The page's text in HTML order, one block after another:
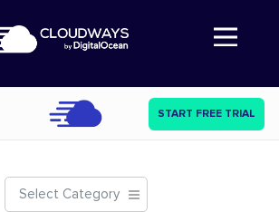
Abre a navegação
START FREE TRIAL
Select Category